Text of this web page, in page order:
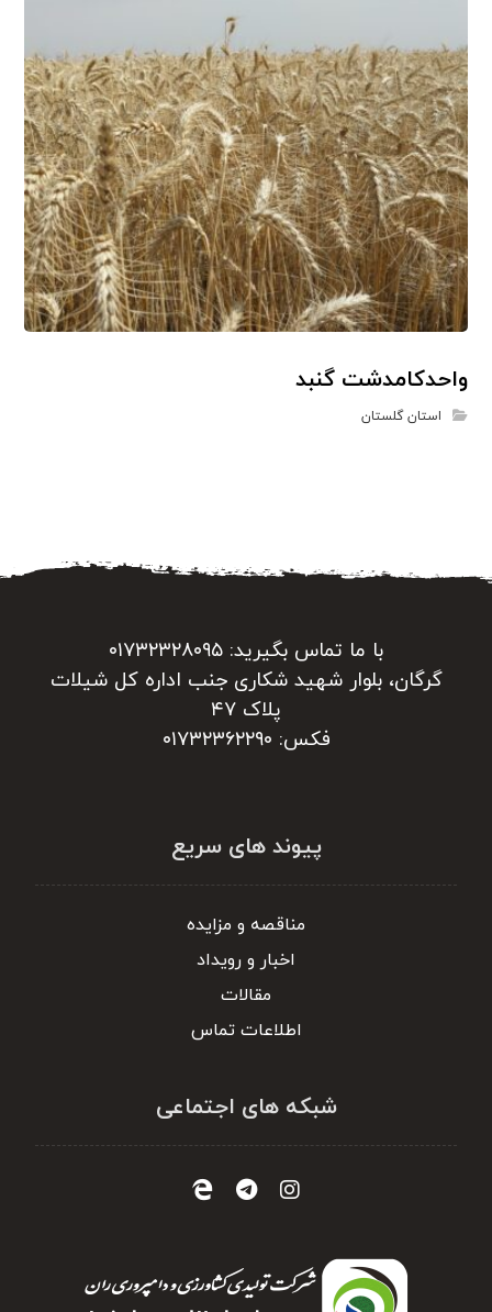
واحدکامدشت گنبد
استان گلستان
با ما تماس بگیرید: ۰۱۷۳۲۳۲۸۰۹۵
گرگان، بلوار شهید شکاری جنب اداره کل شیلات
پلاک ۴۷
فکس: ۰۱۷۳۲۳۶۲۲۹۰
پیوند های سریع
مناقصه و مزایده
اخبار و رویداد
مقالات
اطلاعات تماس
شبکه های اجتماعی